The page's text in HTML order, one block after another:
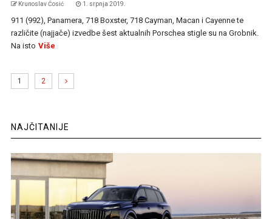
Krunoslav Ćosić 1. srpnja 2019.
911 (992), Panamera, 718 Boxster, 718 Cayman, Macan i Cayenne te
različite (najjače) izvedbe šest aktualnih Porschea stigle su na Grobnik.
Na isto Više
1 2
NAJČITANIJE